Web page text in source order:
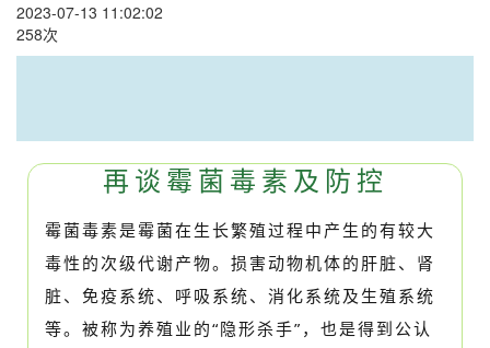
2023-07-13 11:02:02
258次
再谈霉菌毒素及防控
霉菌毒素是霉菌在生长繁殖过程中产生的有较大
毒性的次级代谢产物。损害动物机体的肝脏、肾
脏、免疫系统、呼吸系统、消化系统及生殖系统
等。被称为养殖业的“隐形杀手”，也是得到公认